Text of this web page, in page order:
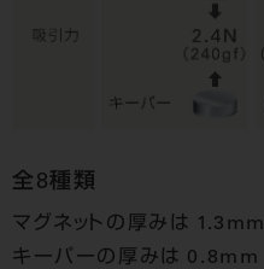
全8種類
マグネットの厚みは 1.3mm
キーパーの厚みは 0.8mm